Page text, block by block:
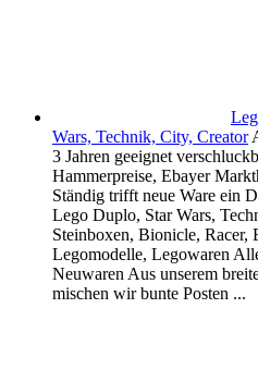
Wars, Technik, City, Creator
3 Jahren geeignet
Hammerpreise, Ebayer
Ständig trifft neue Ware ein
Lego Duplo, Star Wars,
Steinboxen, Bionicle, Racer,
Legomodelle, Legowaren
Neuwaren Aus unserem
mischen wir bunte Posten ...